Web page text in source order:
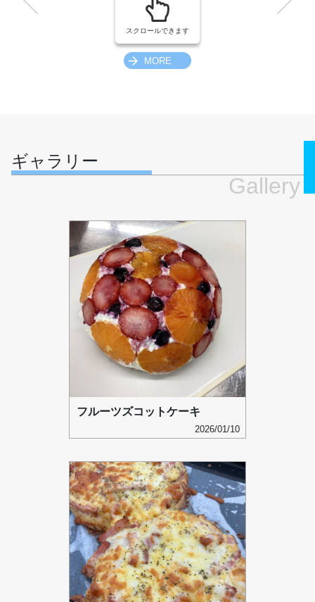
スクロールできます
MORE
ギャラリー
Gallery
フルーツズコットケーキ
2026/01/10